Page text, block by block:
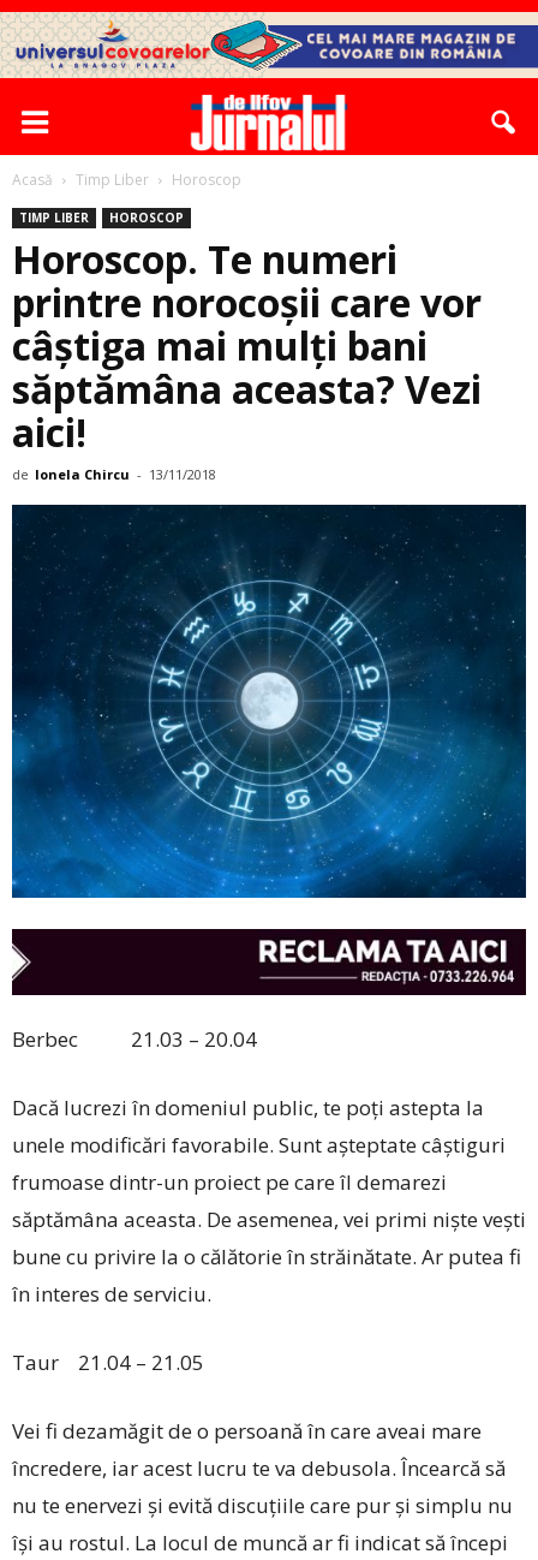
Acasă Timp Liber Horoscop
TIMP LIBER HOROSCOP
Horoscop. Te numeri
printre norocoșii care vor
câștiga mai mulți bani
săptămâna aceasta? Vezi
aici!
de Ionela Chircu - 13/11/2018
Berbec 21.03 – 20.04
Dacă lucrezi în domeniul public, te poți astepta la
unele modificări favorabile. Sunt așteptate câștiguri
frumoase dintr-un proiect pe care îl demarezi
săptămâna aceasta. De asemenea, vei primi niște vești
bune cu privire la o călătorie în străinătate. Ar putea fi
în interes de serviciu.
Taur 21.04 – 21.05
Vei fi dezamăgit de o persoană în care aveai mare
încredere, iar acest lucru te va debusola. Încearcă să
nu te enervezi și evită discuțiile care pur și simplu nu
își au rostul. La locul de muncă ar fi indicat să începi